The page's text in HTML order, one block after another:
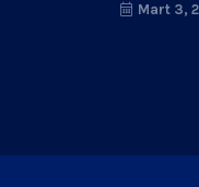
Mart 3,